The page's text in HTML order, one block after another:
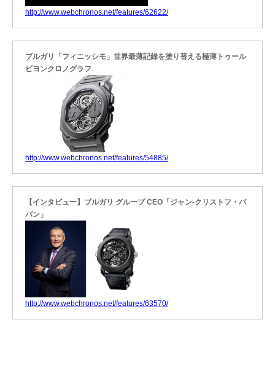
http://www.webchronos.net/features/62622/
ブルガリ「フィニッシモ」世界最薄記録を塗り替える極薄トゥール
ビヨンクロノグラフ
http://www.webchronos.net/features/54885/
【インタビュー】ブルガリ グループ CEO「ジャン-クリストフ・バ
バン」
http://www.webchronos.net/features/63570/